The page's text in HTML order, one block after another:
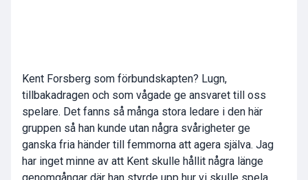
Kent Forsberg som förbundskapten? Lugn,
tillbakadragen och som vågade ge ansvaret till oss
spelare. Det fanns så många stora ledare i den här
gruppen så han kunde utan några svårigheter ge
ganska fria händer till femmorna att agera själva. Jag
har inget minne av att Kent skulle hållit några länge